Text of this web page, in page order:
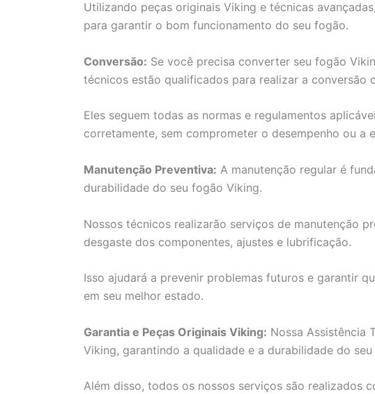
Utilizando peças originais Viking e técnicas
para garantir o bom funcionamento do seu fogão.
Conversão: Se você precisa converter seu fogão
técnicos estão qualificados para realizar a conversão
Eles seguem todas as normas e regulamentos
corretamente, sem comprometer o desempenho ou a
Manutenção Preventiva: A manutenção regular é
durabilidade do seu fogão Viking.
Nossos técnicos realizarão serviços de manutenção
desgaste dos componentes, ajustes e lubrificação.
Isso ajudará a prevenir problemas futuros e garantir
em seu melhor estado.
Garantia e Peças Originais Viking: Nossa Assistência
Viking, garantindo a qualidade e a durabilidade do
Além disso, todos os nossos serviços são realizados